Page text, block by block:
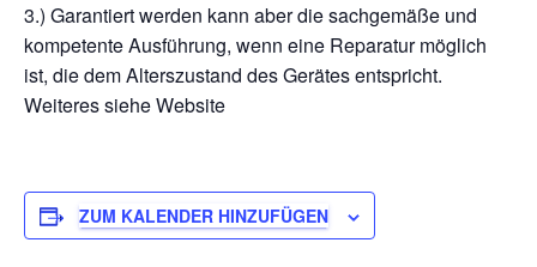
3.) Garantiert werden kann aber die sachgemäße und
kompetente Ausführung, wenn eine Reparatur möglich
ist, die dem Alterszustand des Gerätes entspricht.
Weiteres siehe Website
ZUM KALENDER HINZUFÜGEN